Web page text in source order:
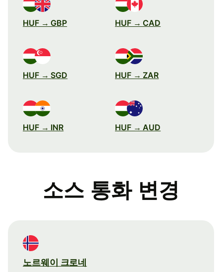
HUF → GBP HUF → CAD
HUF → SGD HUF → ZAR
HUF → INR HUF → AUD
소스 통화 변경
노르웨이 크로네